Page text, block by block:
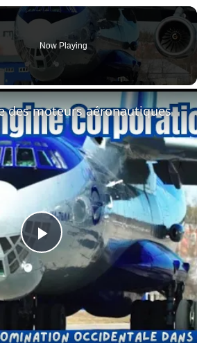
Now Playing
Play
Video
des moteurs aéronautiques